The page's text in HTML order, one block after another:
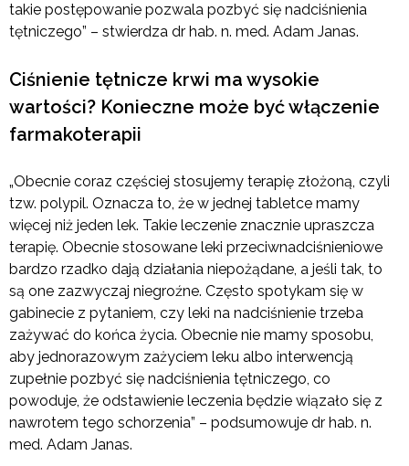
takie postępowanie pozwala pozbyć się nadciśnienia
tętniczego” – stwierdza dr hab. n. med. Adam Janas.
Ciśnienie tętnicze krwi ma wysokie
wartości? Konieczne może być włączenie
farmakoterapii
„Obecnie coraz częściej stosujemy terapię złożoną, czyli
tzw. polypil. Oznacza to, że w jednej tabletce mamy
więcej niż jeden lek. Takie leczenie znacznie upraszcza
terapię. Obecnie stosowane leki przeciwnadciśnieniowe
bardzo rzadko dają działania niepożądane, a jeśli tak, to
są one zazwyczaj niegroźne. Często spotykam się w
gabinecie z pytaniem, czy leki na nadciśnienie trzeba
zażywać do końca życia. Obecnie nie mamy sposobu,
aby jednorazowym zażyciem leku albo interwencją
zupełnie pozbyć się nadciśnienia tętniczego, co
powoduje, że odstawienie leczenia będzie wiązało się z
nawrotem tego schorzenia” – podsumowuje dr hab. n.
med. Adam Janas.